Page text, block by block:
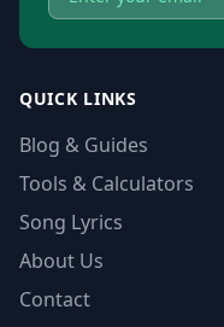
QUICK LINKS
Blog & Guides
Tools & Calculators
Song Lyrics
About Us
Contact